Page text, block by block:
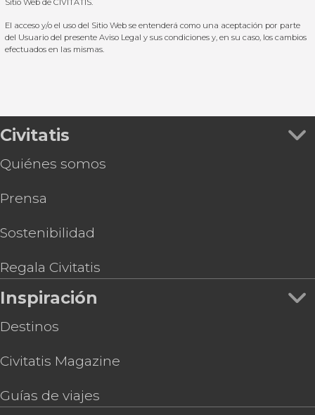
Sitio Web de CIVITATIS.
El acceso y/o el uso del Sitio Web se entenderá como una aceptación por parte
del Usuario del presente Aviso Legal y sus condiciones y, en su caso, los cambios
efectuados en las mismas.
Civitatis
Quiénes somos
Prensa
Sostenibilidad
Regala Civitatis
Inspiración
Destinos
Civitatis Magazine
Guías de viajes